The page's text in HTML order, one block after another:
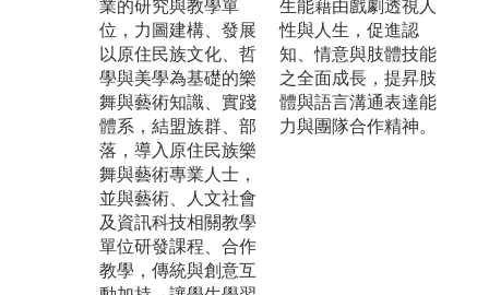
業的研究與教學單
位，力圖建構、發展
以原住民族文化、哲
學與美學為基礎的樂
舞與藝術知識、實踐
體系，結盟族群、部
落，導入原住民族樂
舞與藝術專業人士，
並與藝術、人文社會
及資訊科技相關教學
單位研發課程、合作
教學，傳統與創意互
生能藉由戲劇透視人
性與人生，促進認
知、情意與肢體技能
之全面成長，提昇肢
體與語言溝通表達能
力與團隊合作精神。